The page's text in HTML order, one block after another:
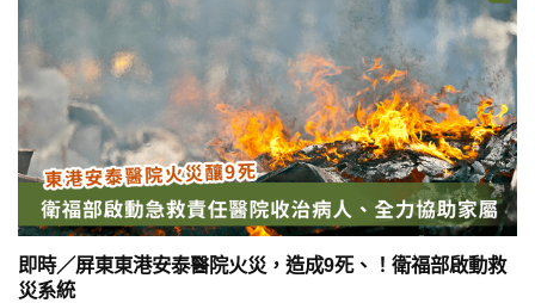
即時／屏東東港安泰醫院火災，造成9死、！衛福部啟動救
災系統